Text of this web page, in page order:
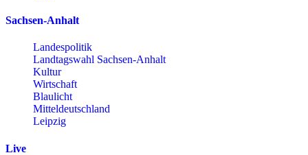
Sachsen-Anhalt
Landespolitik
Landtagswahl Sachsen-Anhalt
Kultur
Wirtschaft
Blaulicht
Mitteldeutschland
Leipzig
Live